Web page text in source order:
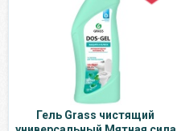
Гель Grass чистящий